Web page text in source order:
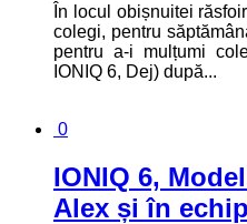
În locul obișnuitei
colegi, pentru
pentru a-i mulțumi
IONIQ 6, Dej) după...
0
IONIQ 6,
Alex și în